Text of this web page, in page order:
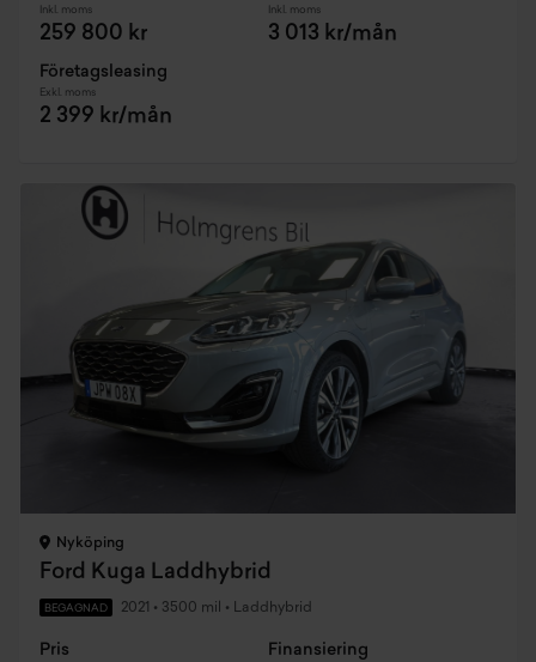
Inkl. moms
259 800 kr
Inkl. moms
3 013 kr/mån
Företagsleasing
Exkl. moms
2 399 kr/mån
Nyköping
Ford Kuga Laddhybrid
BEGAGNAD 2021 • 3500 mil • Laddhybrid
Pris Finansiering